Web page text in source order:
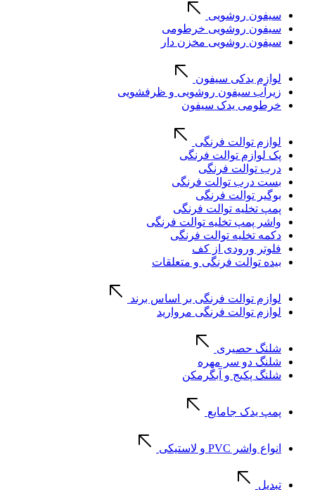
سیفون روشویی
سیفون روشویی خرطومی
سیفون روشویی مخزن دار
لوازم یدکی سیفون
زیرآب سیفون روشویی و ظرفشویی
خرطومی یدک سیفون
لوازم توالت فرنگی
پک لوازم توالت فرنگی
درب توالت فرنگی
بست درب توالت فرنگی
بوگیر توالت فرنگی
پمپ تخلیه توالت فرنگی
واشر پمپ تخلیه توالت فرنگی
دکمه تخلیه توالت فرنگی
فلوتر ورودی از کف
بیده توالت فرنگی و متعلقات
لوازم توالت فرنگی بر اساس برند
لوازم توالت فرنگی مروارید
شلنگ حصیری
شلنگ دو سر مهره
شلنگ پکیج و آبگرمکن
پمپ یدک جامایع
انواع واشر PVC و لاستیکی
تبدیل